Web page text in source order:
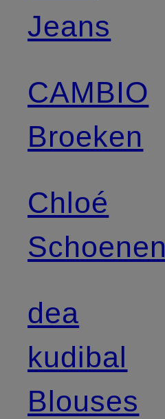
Jeans
CAMBIO
Broeken
Chloé
Schoenen
dea
kudibal
Blouses